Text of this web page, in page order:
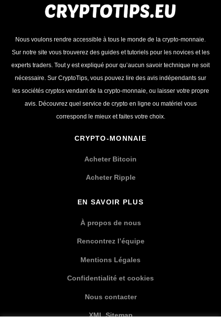
Nous voulons rendre accessible à tous le monde de la crypto-monnaie.
Sur notre site vous trouverez des guides et tutoriels pour les novices et les
experts traders. Tout y est expliqué pour qu’aucun savoir technique ne soit
nécessaire. Sur CryptoTips, vous pouvez lire des avis indépendants sur
les sociétés cryptos vendant de la crypto-monnaie, ou laisser votre propre
avis. Découvrez quel service de crypto en ligne ou matériel vous
correspond le mieux et faites votre choix.
CRYPTO-MONNAIE
Acheter Bitcoin
Acheter Ripple
EN SAVOIR PLUS
À propos de nous
Rencontrez l’équipe
Mentions Légales
Confidentialité et cookies
Nous contacter
XML Sitemap